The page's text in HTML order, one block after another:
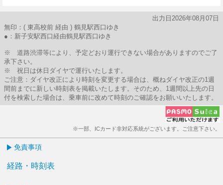
出力日2026年08月07日
無印：( 東高校前 経由 ) 鶴見駅西口ゆき
●：新子安駅西口経由鶴見駅西口ゆき
※ 道路渋滞等により、予定どおり運行できない場合がありますのでご了
承下さい。
※ 祝日は休日ダイヤで運行いたします。
ご注意：ダイヤ改正により時刻を変更する場合は、概ねダイヤ改正の1週
間前までに新しい時刻表を掲載いたします。そのため、1週間以上先の日
付を検索した場合は、乗車前に改めて時刻のご確認をお願いいたします。
※一部、ICカード非対応系統がございます。ご注意下さい。
免責事項
経路・時刻表